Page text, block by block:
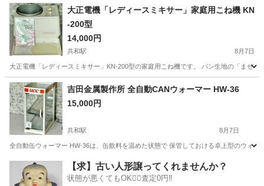
岐阜 各務原市 その他
大正電機「レディースミキサー」家庭用こね機 KN
-200型
14,000円
共和駅 8月7日
大正電機「レディースミキサー」KN-200型の家庭用こね機です。 パン生地の「まぜ
愛知 大府市 共和駅 家電
吉田金属製作所 全自動CANウォーマー HW-36
15,000円
共和駅 8月7日
全自動缶ウォーマー HW-36は、缶飲料を温めた状態で 保管しておける卓上型のウォ
大府市 共和駅 家電
【求】古い人形譲ってくれませんか？
状態が悪くてもOK🙆‍♀️査定0円‼️